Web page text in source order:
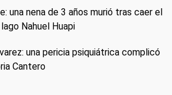
una nena de 3 años murió tras caer el
Nahuel Huapi
una pericia psiquiátrica complicó
Cantero